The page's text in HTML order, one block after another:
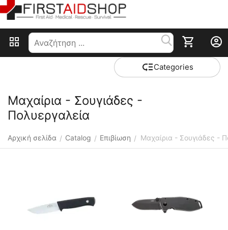
Сategories
Μαχαίρια - Σουγιάδες -
Πολυεργαλεία
Αρχική σελίδα / Catalog / Επιβίωση / Μαχαίρια - Σουγιάδες -